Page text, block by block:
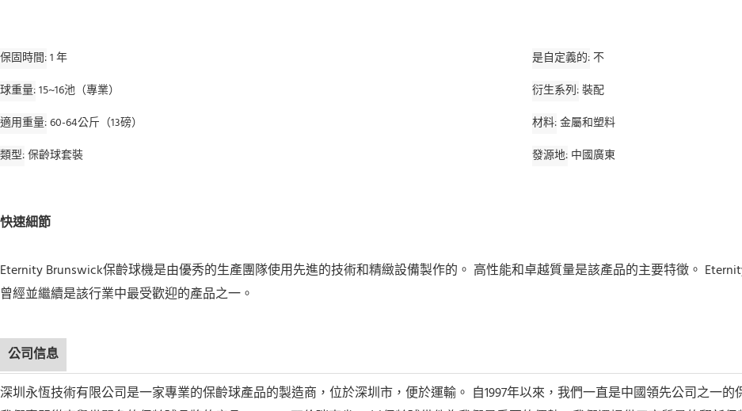
保固時間 1 年 是自定義的 不
球重量 15~16池（專業） 衍生系列 裝配
適用重量 60-64公斤（13磅） 材料 金屬和塑料
類型 保齡球套裝 發源地 中國廣東
快速細節
Eternity Brunswick保齡球機是由優秀的生產團隊使用先進的技術和精緻設備製作的。 高性能和卓越質量是該產品的主要特徵。
曾經並繼續是該行業中最受歡迎的產品之一。
公司信息
深圳永恆技術有限公司是一家專業的保齡球產品的製造商，位於深圳市，便於運輸。 自1997年以來，我們一直是中國領先公司之一的